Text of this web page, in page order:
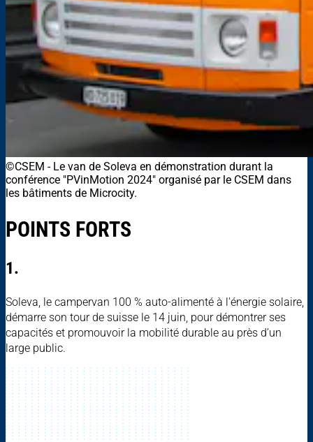
©CSEM - Le van de Soleva en démonstration durant la
conférence "PVinMotion 2024" organisé par le CSEM dans
les bâtiments de Microcity.
POINTS FORTS
1.
Soleva, le campervan 100 % auto-alimenté à l'énergie solaire,
démarre son tour de suisse le 14 juin, pour démontrer ses
capacités et promouvoir la mobilité durable au près d’un
large public.